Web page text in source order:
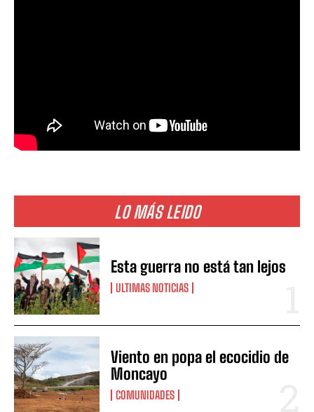
LO MÁS LEIDO
Esta guerra no está tan lejos
ULTIMAS NOTICIAS
Viento en popa el ecocidio de
Moncayo
COMUNIDADES